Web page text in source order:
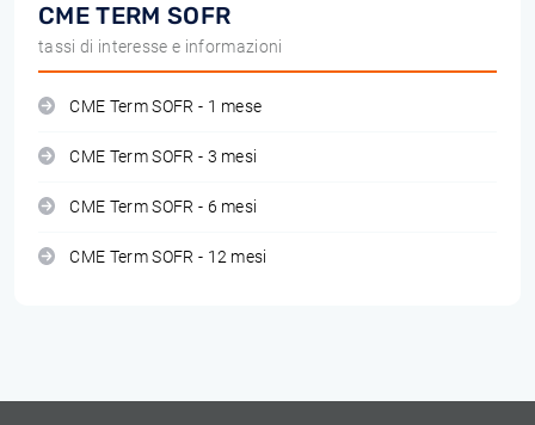
CME TERM SOFR
tassi di interesse e informazioni
CME Term SOFR - 1 mese
CME Term SOFR - 3 mesi
CME Term SOFR - 6 mesi
CME Term SOFR - 12 mesi